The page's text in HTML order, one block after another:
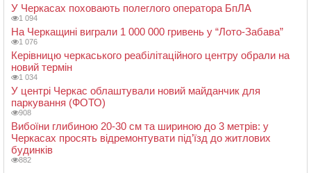
У Черкасах поховають полеглого оператора БпЛА
1 094
На Черкащині виграли 1 000 000 гривень у “Лото-Забава”
1 076
Керівницю черкаського реабілітаційного центру обрали на
новий термін
1 034
У центрі Черкас облаштували новий майданчик для
паркування (ФОТО)
908
Вибоїни глибиною 20-30 см та шириною до 3 метрів: у
Черкасах просять відремонтувати під’їзд до житлових
будинків
882